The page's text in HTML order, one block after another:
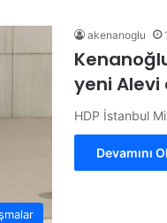
akenanoglu
yeni Alevi
HDP İstanbul
Devamını